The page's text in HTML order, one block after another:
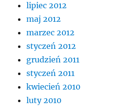
lipiec 2012
maj 2012
marzec 2012
styczeń 2012
grudzień 2011
styczeń 2011
kwiecień 2010
luty 2010